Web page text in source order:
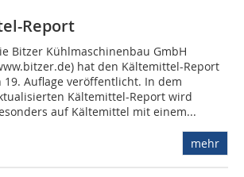
Report
Bitzer Kühlmaschinenbau GmbH
hat den Kältemittel-Report
19. Auflage veröffentlicht. In dem
Kältemittel-Report wird
auf Kältemittel mit einem...
mehr